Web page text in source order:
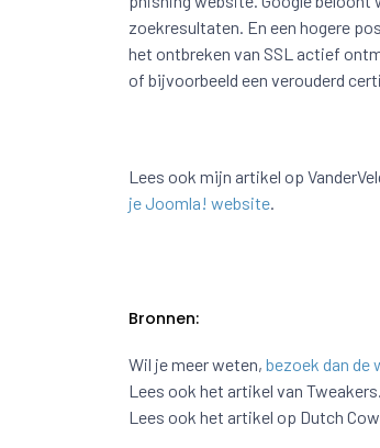
zoekresultaten. En een hogere
het ontbreken van SSL actief
of bijvoorbeeld een verouderd
Lees ook mijn artikel op
je Joomla! website
Bronnen:
Wil je meer weten, bezoek dan de
Lees ook het artikel van
Lees ook het artikel op Dutch